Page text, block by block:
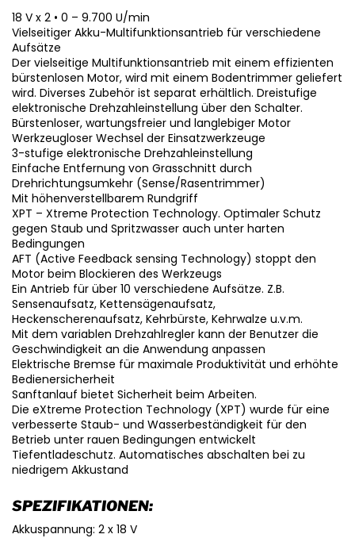
18 V x 2 • 0 – 9.700 U/min
Vielseitiger Akku-Multifunktionsantrieb für verschiedene
Aufsätze
Der vielseitige Multifunktionsantrieb mit einem effizienten
bürstenlosen Motor, wird mit einem Bodentrimmer geliefert
wird. Diverses Zubehör ist separat erhältlich. Dreistufige
elektronische Drehzahleinstellung über den Schalter.
Bürstenloser, wartungsfreier und langlebiger Motor
Werkzeugloser Wechsel der Einsatzwerkzeuge
3-stufige elektronische Drehzahleinstellung
Einfache Entfernung von Grasschnitt durch
Drehrichtungsumkehr (Sense/Rasentrimmer)
Mit höhenverstellbarem Rundgriff
XPT – Xtreme Protection Technology. Optimaler Schutz
gegen Staub und Spritzwasser auch unter harten
Bedingungen
AFT (Active Feedback sensing Technology) stoppt den
Motor beim Blockieren des Werkzeugs
Ein Antrieb für über 10 verschiedene Aufsätze. Z.B.
Sensenaufsatz, Kettensägenaufsatz,
Heckenscherenaufsatz, Kehrbürste, Kehrwalze u.v.m.
Mit dem variablen Drehzahlregler kann der Benutzer die
Geschwindigkeit an die Anwendung anpassen
Elektrische Bremse für maximale Produktivität und erhöhte
Bedienersicherheit
Sanftanlauf bietet Sicherheit beim Arbeiten.
Die eXtreme Protection Technology (XPT) wurde für eine
verbesserte Staub- und Wasserbeständigkeit für den
Betrieb unter rauen Bedingungen entwickelt
Tiefentladeschutz. Automatisches abschalten bei zu
niedrigem Akkustand
SPEZIFIKATIONEN:
Akkuspannung: 2 x 18 V